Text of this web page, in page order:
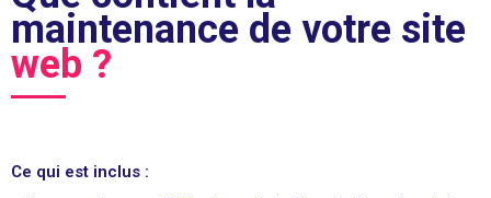
maintenance de votre site
web ?
Ce qui est inclus :